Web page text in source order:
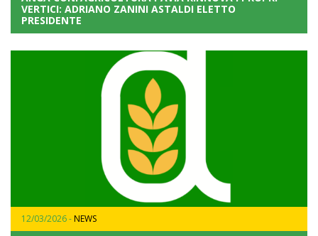
VERTICI: ADRIANO ZANINI ASTALDI ELETTO
PRESIDENTE
12/03/2026 -NEWS